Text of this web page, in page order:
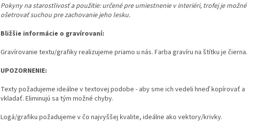
Pokyny na starostlivosť a použitie: určené pre umiestnenie v interiéri, trofej je možné
ošetrovať suchou pre zachovanie jeho lesku.
Bližšie informácie o gravírovaní:
Gravírovanie textu/grafiky realizujeme priamo u nás. Farba gravíru na štítku je čierna.
UPOZORNENIE:
Texty požadujeme ideálne v textovej podobe - aby sme ich vedeli hneď kopírovať a
vkladať. Eliminujú sa tým možné chyby.
Logá/grafiku požadujeme v čo najvyššej kvalite, ideálne ako vektory/krivky.